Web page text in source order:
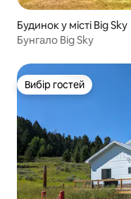
Будинок у місті Big Sky
Бунгало Big Sky
Вибір гостей
Вибір гостей